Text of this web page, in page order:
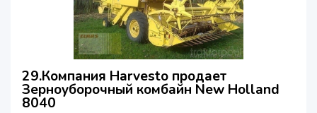
29.Компания Harvesto продает
Зерноуборочный комбайн New Holland
8040